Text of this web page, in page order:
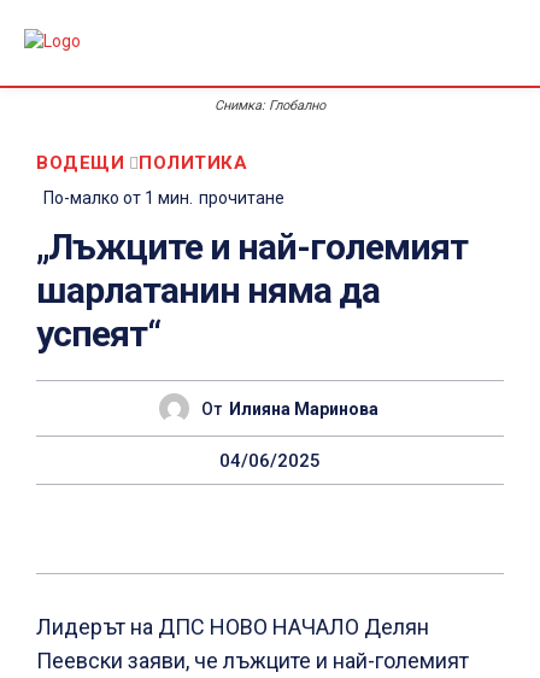
Снимка: Глобално
ВОДЕЩИ ПОЛИТИКА
По-малко от 1 мин. прочитане
„Лъжците и най-големият
шарлатанин няма да
успеят“
От Илияна Маринова
04/06/2025
Лидерът на ДПС НОВО НАЧАЛО Делян
Пеевски заяви, че лъжците и най-големият